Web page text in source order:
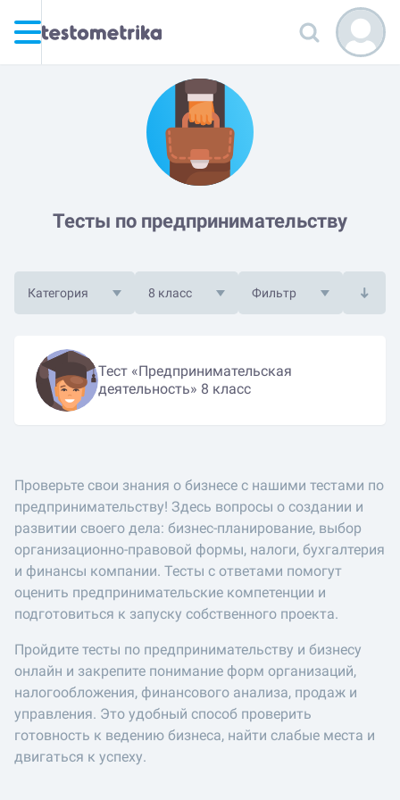
Тесты по предпринимательству
Категория 8 класс Фильтр
Тест «Предпринимательская
деятельность» 8 класс
Проверьте свои знания о бизнесе с нашими тестами по
предпринимательству! Здесь вопросы о создании и
развитии своего дела: бизнес-планирование, выбор
организационно-правовой формы, налоги, бухгалтерия
и финансы компании. Тесты с ответами помогут
оценить предпринимательские компетенции и
подготовиться к запуску собственного проекта.
Пройдите тесты по предпринимательству и бизнесу
онлайн и закрепите понимание форм организаций,
налогообложения, финансового анализа, продаж и
управления. Это удобный способ проверить
готовность к ведению бизнеса, найти слабые места и
двигаться к успеху.